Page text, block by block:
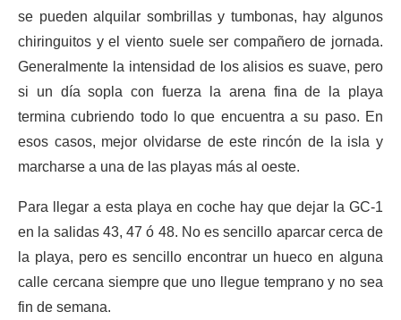
se pueden alquilar sombrillas y tumbonas, hay algunos
chiringuitos y el viento suele ser compañero de jornada.
Generalmente la intensidad de los alisios es suave, pero
si un día sopla con fuerza la arena fina de la playa
termina cubriendo todo lo que encuentra a su paso. En
esos casos, mejor olvidarse de este rincón de la isla y
marcharse a una de las playas más al oeste.
Para llegar a esta playa en coche hay que dejar la GC-1
en la salidas 43, 47 ó 48. No es sencillo aparcar cerca de
la playa, pero es sencillo encontrar un hueco en alguna
calle cercana siempre que uno llegue temprano y no sea
fin de semana.